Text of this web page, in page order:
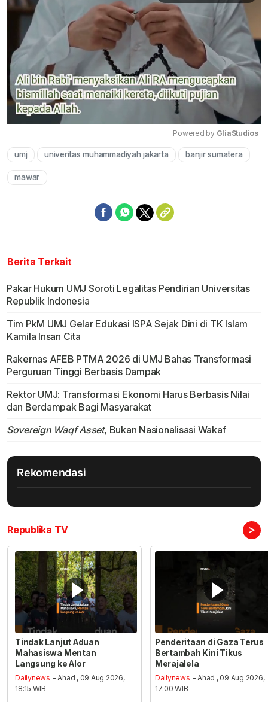
Mute
Powered by GliaStudios
umj univeritas muhammadiyah jakarta banjir sumatera
mawar
Berita Terkait
Pakar Hukum UMJ Soroti Legalitas Pendirian Universitas
Republik Indonesia
Tim PkM UMJ Gelar Edukasi ISPA Sejak Dini di TK Islam
Kamila Insan Cita
Rakernas AFEB PTMA 2026 di UMJ Bahas Transformasi
Perguruan Tinggi Berbasis Dampak
Rektor UMJ: Transformasi Ekonomi Harus Berbasis Nilai
dan Berdampak Bagi Masyarakat
Sovereign Waqf Asset, Bukan Nasionalisasi Wakaf
Rekomendasi
Republika TV >
Tindak Lanjut Aduan
Mahasiswa Mentan
Langsung ke Alor
Dailynews - Ahad , 09 Aug 2026,
18:15 WIB
Penderitaan di Gaza Terus
Bertambah Kini Tikus
Merajalela
Dailynews - Ahad , 09 Aug 2026,
17:00 WIB